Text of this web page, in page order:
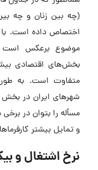
(چه بین زنان و چه
اختصاص داده است. با
موضوع برعکس است
بخش‌های اقتصادی
متفاوت است. به
شهر‌های ایران در
مسأله را بتوان در
و تمایل بیشتر
نرخ اشتغال و